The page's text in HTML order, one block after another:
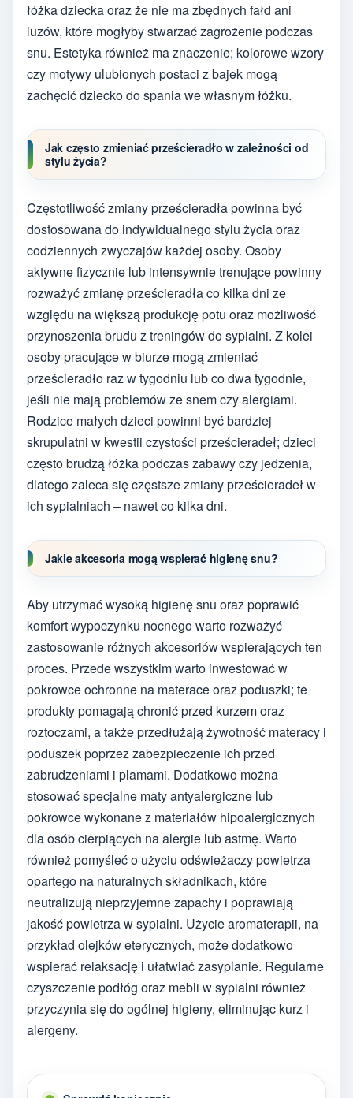
łóżka dziecka oraz że nie ma zbędnych fałd ani
luzów, które mogłyby stwarzać zagrożenie podczas
snu. Estetyka również ma znaczenie; kolorowe wzory
czy motywy ulubionych postaci z bajek mogą
zachęcić dziecko do spania we własnym łóżku.
Jak często zmieniać prześcieradło w zależności od
stylu życia?
Częstotliwość zmiany prześcieradła powinna być
dostosowana do indywidualnego stylu życia oraz
codziennych zwyczajów każdej osoby. Osoby
aktywne fizycznie lub intensywnie trenujące powinny
rozważyć zmianę prześcieradła co kilka dni ze
względu na większą produkcję potu oraz możliwość
przynoszenia brudu z treningów do sypialni. Z kolei
osoby pracujące w biurze mogą zmieniać
prześcieradło raz w tygodniu lub co dwa tygodnie,
jeśli nie mają problemów ze snem czy alergiami.
Rodzice małych dzieci powinni być bardziej
skrupulatni w kwestii czystości prześcieradeł; dzieci
często brudzą łóżka podczas zabawy czy jedzenia,
dlatego zaleca się częstsze zmiany prześcieradeł w
ich sypialniach – nawet co kilka dni.
Jakie akcesoria mogą wspierać higienę snu?
Aby utrzymać wysoką higienę snu oraz poprawić
komfort wypoczynku nocnego warto rozważyć
zastosowanie różnych akcesoriów wspierających ten
proces. Przede wszystkim warto inwestować w
pokrowce ochronne na materace oraz poduszki; te
produkty pomagają chronić przed kurzem oraz
roztoczami, a także przedłużają żywotność materacy i
poduszek poprzez zabezpieczenie ich przed
zabrudzeniami i plamami. Dodatkowo można
stosować specjalne maty antyalergiczne lub
pokrowce wykonane z materiałów hipoalergicznych
dla osób cierpiących na alergie lub astmę. Warto
również pomyśleć o użyciu odświeżaczy powietrza
opartego na naturalnych składnikach, które
neutralizują nieprzyjemne zapachy i poprawiają
jakość powietrza w sypialni. Użycie aromaterapii, na
przykład olejków eterycznych, może dodatkowo
wspierać relaksację i ułatwiać zasypianie. Regularne
czyszczenie podłóg oraz mebli w sypialni również
przyczynia się do ogólnej higieny, eliminując kurz i
alergeny.